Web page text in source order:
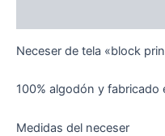
Neceser de tela «block
100% algodón y fabricado
Medidas del neceser